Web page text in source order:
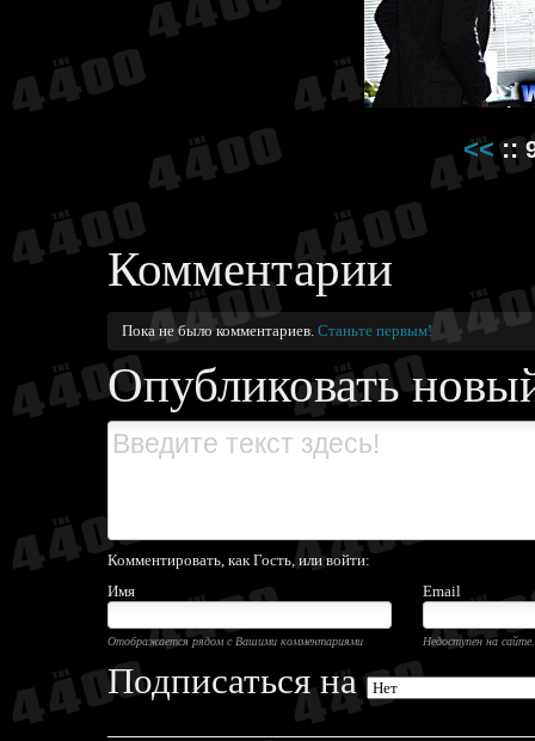
<< ::
Комментарии
Пока не было комментариев. Станьте первым!
Опубликовать
Комментировать, как Гость, или войти:
Имя
Email
Отображается рядом с Вашими комментариями Недоступен на сайте.
Подписаться на